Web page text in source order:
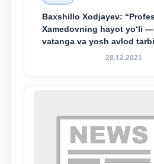
Baxshillo Xodjayev:
Xamedovning hayot yo‘li
vatanga va yosh avlod
sodiqlikning oliy28.12.2021